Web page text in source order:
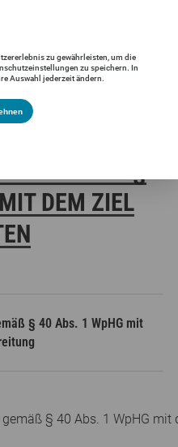
DEM ZIEL D
V
§ 40 Abs. 1 WpHG mit
§ 40 Abs. 1 WpHG mit
zu gewährleisten, um die
zu speichern. In
Auswahl jederzeit ändern.